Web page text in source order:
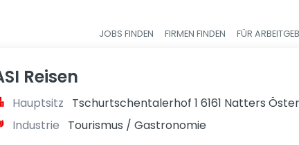
JOBS FINDEN FIRMEN FINDEN FÜR
Reisen
Hauptsitz
Tschurtschentalerhof 1 6161 Natters
Industrie
Tourismus / Gastronomie